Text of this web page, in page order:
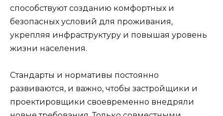
способствуют созданию комфортных и
безопасных условий для проживания,
укрепляя инфраструктуру и повышая уровень
жизни населения.
Стандарты и нормативы постоянно
развиваются, и важно, чтобы застройщики и
проектировщики своевременно внедряли